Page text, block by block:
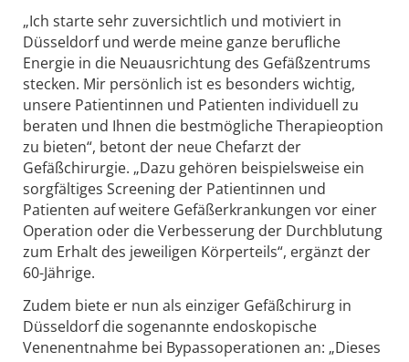
„Ich starte sehr zuversichtlich und motiviert in
Düsseldorf und werde meine ganze berufliche
Energie in die Neuausrichtung des Gefäßzentrums
stecken. Mir persönlich ist es besonders wichtig,
unsere Patientinnen und Patienten individuell zu
beraten und Ihnen die bestmögliche Therapieoption
zu bieten“, betont der neue Chefarzt der
Gefäßchirurgie. „Dazu gehören beispielsweise ein
sorgfältiges Screening der Patientinnen und
Patienten auf weitere Gefäßerkrankungen vor einer
Operation oder die Verbesserung der Durchblutung
zum Erhalt des jeweiligen Körperteils“, ergänzt der
60-Jährige.
Zudem biete er nun als einziger Gefäßchirurg in
Düsseldorf die sogenannte endoskopische
Venenentnahme bei Bypassoperationen an: „Dieses